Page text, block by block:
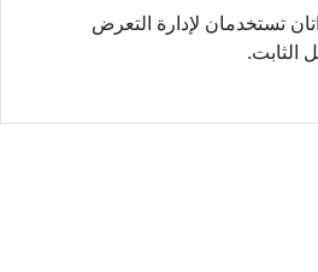
تستخدمان لإدارة التعرض
الثابت.